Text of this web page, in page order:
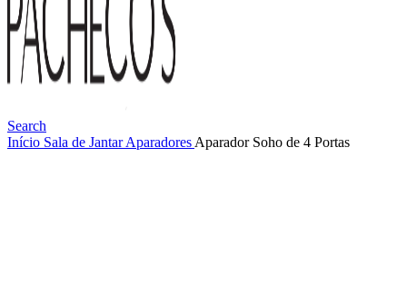
Search
Início Sala de JantarAparadores Aparador Soho de 4 Portas